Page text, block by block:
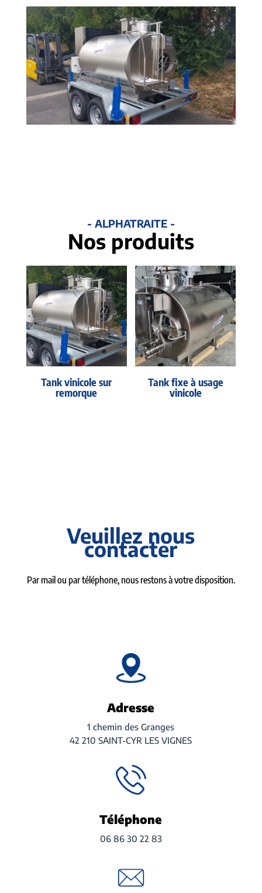
- ALPHATRAITE -
Nos produits
Tank vinicole sur
remorque
Tank fixe à usage
vinicole
Veuillez nous
contacter
Par mail ou par téléphone, nous restons à votre disposition.
Adresse
1 chemin des Granges
42 210 SAINT-CYR LES VIGNES
Téléphone
06 86 30 22 83